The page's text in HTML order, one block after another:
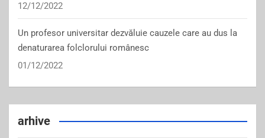
12/12/2022
Un profesor universitar dezvăluie cauzele care au dus la
denaturarea folclorului românesc
01/12/2022
arhive